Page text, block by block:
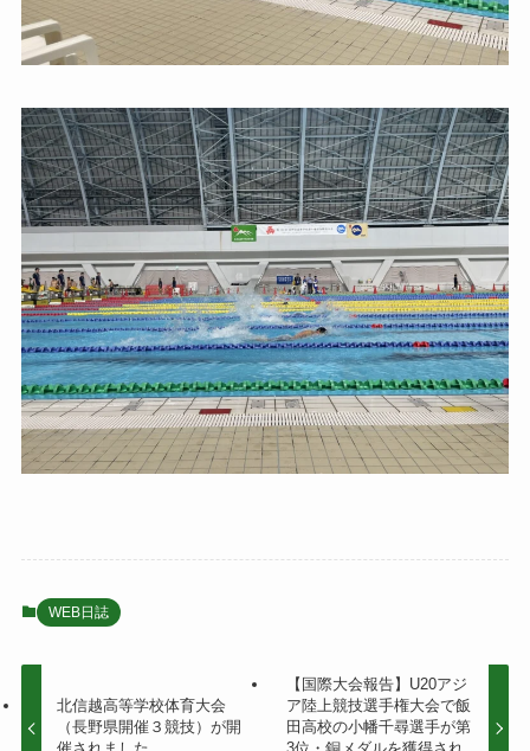
WEB日誌
北信越高等学校体育大会
（長野県開催３競技）が開
【国際大会報告】U20アジ
ア陸上競技選手権大会で飯
田高校の小幡千尋選手が第